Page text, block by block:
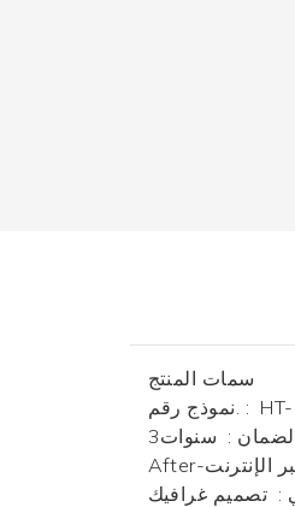
سمات المنتج
:
: سنوات3
الإنترنت
: تصميم غرافيك